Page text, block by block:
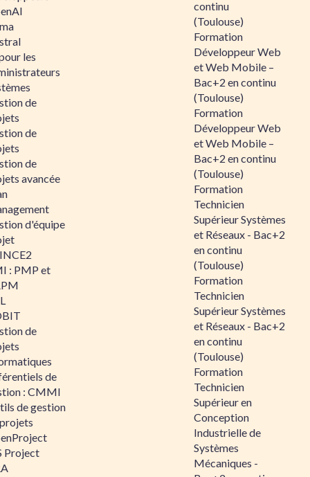
les
de
de
de
avancée
d'équipe
: PMP et
de
de
: CMMI
de gestion
Project
continu
(Toulouse)
Formation
Développeur Web
et Web Mobile –
Bac+2 en continu
(Toulouse)
Formation
Développeur Web
et Web Mobile –
Bac+2 en continu
(Toulouse)
Formation
Technicien
Supérieur Systèmes
et Réseaux - Bac+2
en continu
(Toulouse)
Formation
Technicien
Supérieur Systèmes
et Réseaux - Bac+2
en continu
(Toulouse)
Formation
Technicien
Supérieur en
Conception
Industrielle de
Systèmes
Mécaniques -